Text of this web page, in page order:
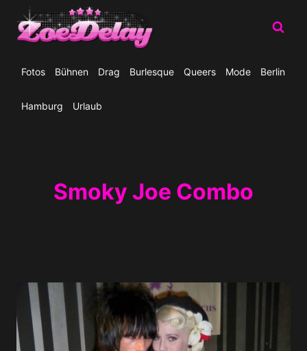
Inhalt
springen
Fotos Bühnen Drag Burlesque Queers Mode Berlin
Hamburg Urlaub
Smoky Joe Combo